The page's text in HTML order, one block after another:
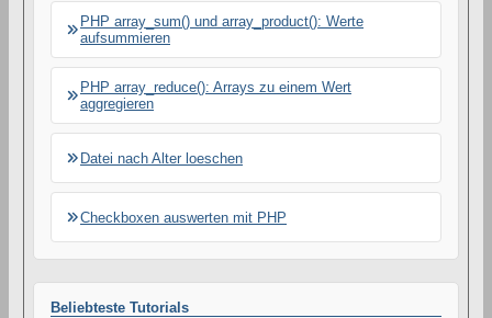
PHP array_sum() und array_product(): Werte
aufsummieren
PHP array_reduce(): Arrays zu einem Wert
aggregieren
Datei nach Alter loeschen
Checkboxen auswerten mit PHP
Beliebteste Tutorials